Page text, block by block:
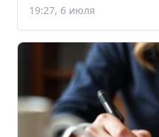
19:27, 6 июля